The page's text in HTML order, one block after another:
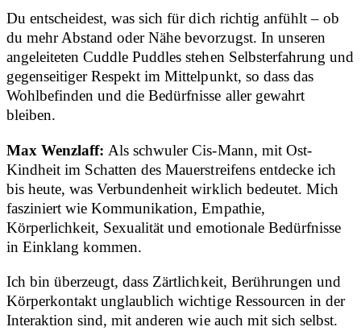
Du entscheidest, was sich für dich richtig anfühlt – ob
du mehr Abstand oder Nähe bevorzugst. In unseren
angeleiteten Cuddle Puddles stehen Selbsterfahrung und
gegenseitiger Respekt im Mittelpunkt, so dass das
Wohlbefinden und die Bedürfnisse aller gewahrt
bleiben.
Max Wenzlaff: Als schwuler Cis-Mann, mit Ost-
Kindheit im Schatten des Mauerstreifens entdecke ich
bis heute, was Verbundenheit wirklich bedeutet. Mich
fasziniert wie Kommunikation, Empathie,
Körperlichkeit, Sexualität und emotionale Bedürfnisse
in Einklang kommen.
Ich bin überzeugt, dass Zärtlichkeit, Berührungen und
Körperkontakt unglaublich wichtige Ressourcen in der
Interaktion sind, mit anderen wie auch mit sich selbst.